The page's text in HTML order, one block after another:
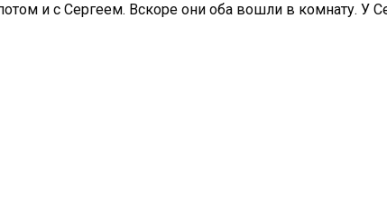
и с Сергеем. Вскоре они оба вошли в комнату. У